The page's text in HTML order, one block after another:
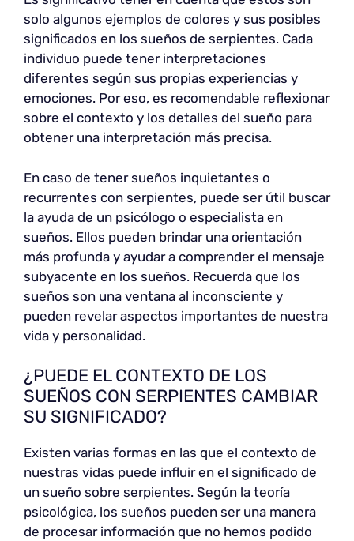
solo algunos ejemplos de colores y sus posibles
significados en los sueños de serpientes. Cada
individuo puede tener interpretaciones
diferentes según sus propias experiencias y
emociones. Por eso, es recomendable reflexionar
sobre el contexto y los detalles del sueño para
obtener una interpretación más precisa.
En caso de tener sueños inquietantes o
recurrentes con serpientes, puede ser útil buscar
la ayuda de un psicólogo o especialista en
sueños. Ellos pueden brindar una orientación
más profunda y ayudar a comprender el mensaje
subyacente en los sueños. Recuerda que los
sueños son una ventana al inconsciente y
pueden revelar aspectos importantes de nuestra
vida y personalidad.
¿PUEDE EL CONTEXTO DE LOS
SUEÑOS CON SERPIENTES CAMBIAR
SU SIGNIFICADO?
Existen varias formas en las que el contexto de
nuestras vidas puede influir en el significado de
un sueño sobre serpientes. Según la teoría
psicológica, los sueños pueden ser una manera
de procesar información que no hemos podido